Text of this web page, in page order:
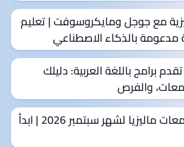
مع جوجل ومايكروسوفت | تعليم
بالذكاء الاصطناعي
برامج باللغة العربية: دليلك
والفرص
فتح باب التسجيل في جامعات ماليزيا لشهر سبتمبر 2026 | ابدأ